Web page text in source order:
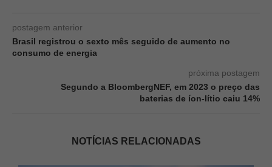
postagem anterior
Brasil registrou o sexto mês seguido de aumento no
consumo de energia
próxima postagem
Segundo a BloombergNEF, em 2023 o preço das
baterias de íon-lítio caiu 14%
NOTÍCIAS RELACIONADAS